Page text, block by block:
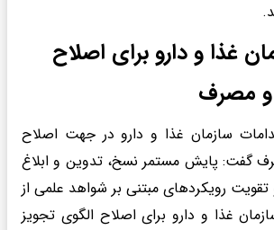
غذا و دارو برای اصلاح
و مصرف
سازمان غذا و دارو در جهت اصلاح
گفت: پایش مستمر نسخ، تدوین و ابلاغ
تقویت رویکردهای مبتنی بر شواهد علمی از
غذا و دارو برای اصلاح الگوی تجویز